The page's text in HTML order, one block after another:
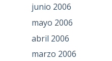
junio 2006
mayo 2006
abril 2006
marzo 2006